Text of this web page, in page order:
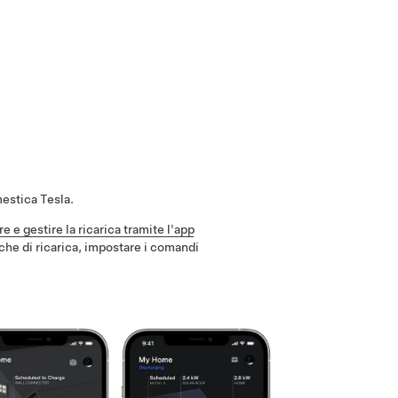
Tesla.
e gestire la ricarica tramite l'app
di ricarica, impostare i comandi